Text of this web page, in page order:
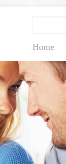
Home